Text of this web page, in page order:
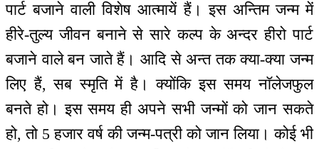
पार्ट बजाने वाली विशेष आत्मायें हैं। इस अन्तिम जन्म में
हीरे-तुल्य जीवन बनाने से सारे कल्प के अन्दर हीरो पार्ट
बजाने वाले बन जाते हैं। आदि से अन्त तक क्या-क्या जन्म
लिए हैं, सब स्मृति में है। क्योंकि इस समय नॉलेजफुल
बनते हो। इस समय ही अपने सभी जन्मों को जान सकते
हो, तो 5 हजार वर्ष की जन्म-पत्री को जान लिया। कोई भी